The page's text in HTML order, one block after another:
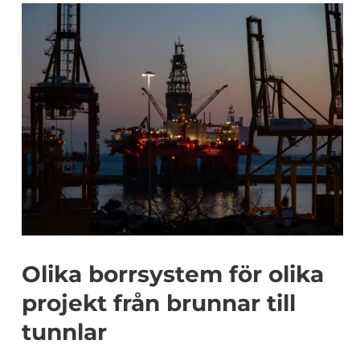
Olika borrsystem för olika
projekt från brunnar till
tunnlar